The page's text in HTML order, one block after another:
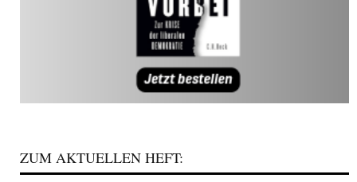
ZUM AKTUELLEN HEFT: